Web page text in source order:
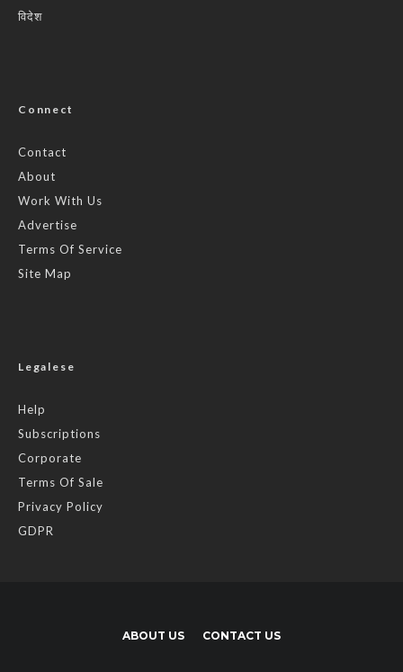
विदेश
Connect
Contact
About
Work With Us
Advertise
Terms Of Service
Site Map
Legalese
Help
Subscriptions
Corporate
Terms Of Sale
Privacy Policy
GDPR
ABOUT US CONTACT US